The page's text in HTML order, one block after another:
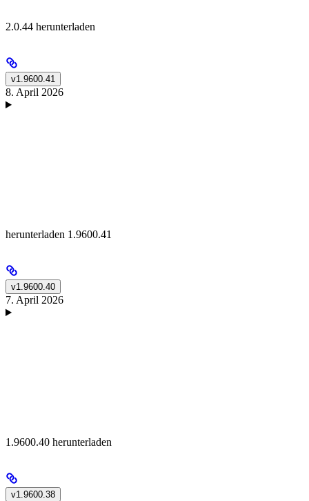
2.0.44 herunterladen
v1.9600.41
8. April 2026
herunterladen 1.9600.41
v1.9600.40
7. April 2026
1.9600.40 herunterladen
v1.9600.38